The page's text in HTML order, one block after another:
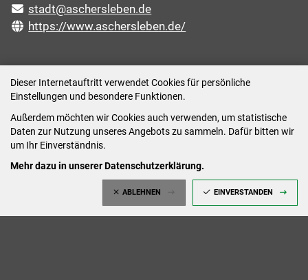
Dieser Internetauftritt verwendet Cookies für persönliche
Einstellungen und besondere Funktionen.
Außerdem möchten wir Cookies auch verwenden, um statistische
Daten zur Nutzung unseres Angebots zu sammeln. Dafür bitten wir
um Ihr Einverständnis.
Mehr dazu in unserer Datenschutzerklärung.
ABLEHNEN EINVERSTANDEN
stadt@aschersleben.de
https://www.aschersleben.de/
Montag: 09:00-12:00 /14:00-15:00 Uhr
Dienstag: 09:00-12:00 /14:00-16:00 Uhr
Mittwoch: 09:00 - 12:00 Uhr (nach vorheriger
Donnerstag: 09:00-12:00 /14:00-18:00 Uhr
Freitag: 09:00-12:00 Uhr